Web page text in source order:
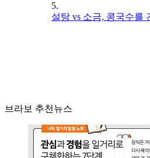
5.
설탕 vs 소금, 콩국수를
브라보 추천뉴스